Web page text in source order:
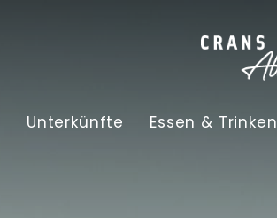
Unterkünfte Essen & Trinken